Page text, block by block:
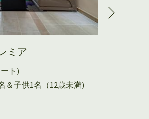
ミア
ト)
＆子供1名（12歳未満)